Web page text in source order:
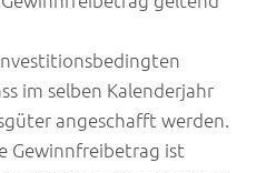
im selben Kalenderjahr
angeschafft werden.
Gewinnfreibetrag ist